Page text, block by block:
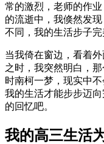
常的激烈，老师的作
的流逝中，我倏然发
不同，我的生活步子完
当我倚在窗边，看着
之时，我突然明白，
时南柯一梦，现实中
我的生活才能步步迈
的回忆吧。
我的高三生活